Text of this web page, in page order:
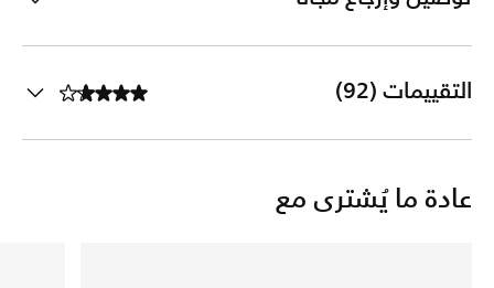
التقييمات (92)
عادة ما يُشترى مع